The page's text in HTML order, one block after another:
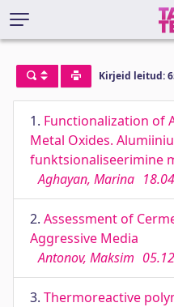
Kirjeid leitud:
1. Functionalization of
Metal Oxides.
funktsionaliseerimine
Aghayan, Marina
2. Assessment of
Aggressive Media
Antonov, Maksim
3. Thermoreactive